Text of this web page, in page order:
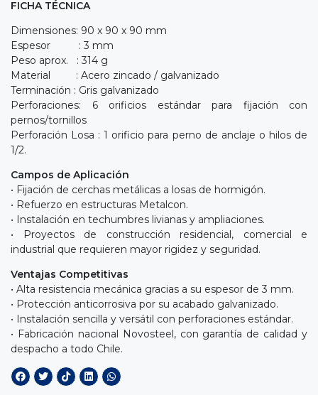
FICHA TÉCNICA
Dimensiones: 90 x 90 x 90 mm
Espesor : 3 mm
Peso aprox. : 314 g
Material : Acero zincado / galvanizado
Terminación : Gris galvanizado
Perforaciones: 6 orificios estándar para fijación con
pernos/tornillos
Perforación Losa : 1 orificio para perno de anclaje o hilos de
1/2.
Campos de Aplicación
• Fijación de cerchas metálicas a losas de hormigón.
• Refuerzo en estructuras Metalcon.
• Instalación en techumbres livianas y ampliaciones.
• Proyectos de construcción residencial, comercial e
industrial que requieren mayor rigidez y seguridad.
Ventajas Competitivas
• Alta resistencia mecánica gracias a su espesor de 3 mm.
• Protección anticorrosiva por su acabado galvanizado.
• Instalación sencilla y versátil con perforaciones estándar.
• Fabricación nacional Novosteel, con garantía de calidad y
despacho a todo Chile.